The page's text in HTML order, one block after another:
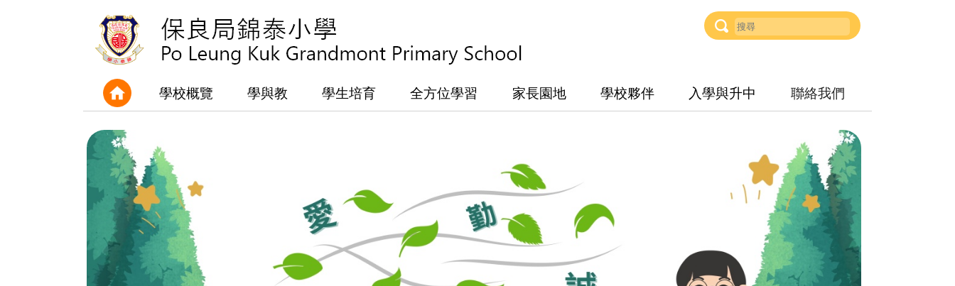
學校概覽 學與教 學生培育 全方位學習 家長園地 學校夥伴 入學與升中 聯絡我們